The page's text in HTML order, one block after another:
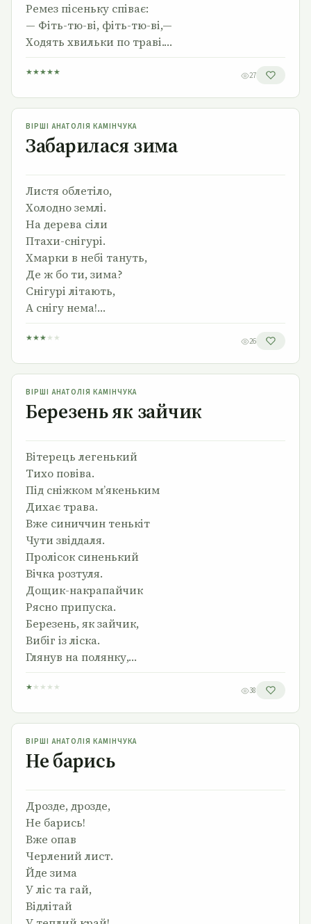
Ремез пісеньку співає:
— Фіть-тю-ві, фіть-тю-ві,—
Ходять хвильки по траві.…
★★★★★ 27
Забарилася зима
ВІРШІ АНАТОЛІЯ КАМІНЧУКА
Забарилася зима
Листя облетіло,
Холодно землі.
На дерева сіли
Птахи-снігурі.
Хмарки в небі тануть,
Де ж бо ти, зима?
Снігурі літають,
А снігу нема!…
★★★ ★ ★ 26
Березень як зайчик
ВІРШІ АНАТОЛІЯ КАМІНЧУКА
Березень як зайчик
Вітерець легенький
Тихо повіва.
Під сніжком м’якеньким
Дихає трава.
Вже синиччин тенькіт
Чути звіддаля.
Пролісок синенький
Вічка розтуля.
Дощик-накрапайчик
Рясно припуска.
Березень, як зайчик,
Вибіг із ліска.
Глянув на полянку,…
★ ★ ★ ★ ★ 38
Не барись
ВІРШІ АНАТОЛІЯ КАМІНЧУКА
Не барись
Дрозде, дрозде,
Не барись!
Вже опав
Черлений лист.
Йде зима
У ліс та гай,
Відлітай